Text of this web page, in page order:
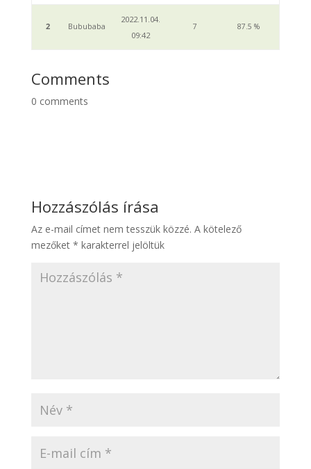
2 Bububaba
2022.11.04.
09:42
7 87.5 %
Comments
0 comments
Hozzászólás írása
Az e-mail címet nem tesszük közzé. A kötelező
mezőket * karakterrel jelöltük